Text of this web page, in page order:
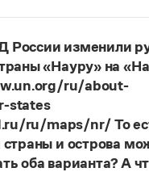
языка: от азов до
упражнения: от
) со значением
много
на стенах своей
географические
Бретер). И эти
склоняется (и
изменили
«Науру» на
ru/about-
states
ru/maps/nr/ То
страны и острова
оба варианта? А